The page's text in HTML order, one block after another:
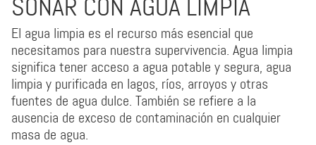
SOÑAR CON AGUA LIMPIA
El agua limpia es el recurso más esencial que
necesitamos para nuestra supervivencia. Agua limpia
significa tener acceso a agua potable y segura, agua
limpia y purificada en lagos, ríos, arroyos y otras
fuentes de agua dulce. También se refiere a la
ausencia de exceso de contaminación en cualquier
masa de agua.